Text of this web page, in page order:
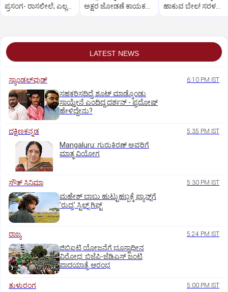
ಪ್ರಸಂಗ- ರಾಸಲೀಲೆ; ಎಲ್ಲರ
ಅಕ್ಷರ ಜೋಡಣೆ ಕಾಯಕಕ್ಕೆ
ಹಾಕುವ ಬೇಲ! ಸರಳ
LATEST NEWS
ಸ್ಯಾಂಡಲ್‌ವುಡ್‌ 6:10 PM IST
ಸಹಕರಿಸದಿದ್ರೆ ಶೂಟ್‌ ಮಾಡ್ಕೊಂಡು
ಸಾಯ್ತೇನೆ ಎಂದಿದ್ದ ದರ್ಶನ್‌ - ಪ್ರದೋಷ್‌
ಹೇಳಿದ್ದೇನು?
ದಕ್ಷಿಣಕನ್ನಡ 5:35 PM IST
Mangaluru: ಗುರುಕಿರಣ್ ಅವರಿಗೆ
ಮಾತೃ ವಿಯೋಗ
ಸೌತ್‌ ಸಿನಿಮಾ 5:30 PM IST
ಮಹೇಶ್‌ ಬಾಬು ಹುಟ್ಟುಹಬ್ಬಕ್ಕೆ ಫ್ಯಾನ್ಸ್‌ಗೆ
ʼರುದ್ರʼ ಸ್ಟಿಲ್ಸ್‌ ಗಿಫ್ಟ್
ರಾಜ್ಯ 5:24 PM IST
ಜಿಬಿಐಟಿ ಯೋಜನೆಗೆ ಭೂಸ್ವಾಧೀನ
ವಿರೋಧ: ಬಿಜೆಪಿ-ಜೆಡಿಎಸ್‌ ಜಂಟಿ
ಪಾದಯಾತ್ರೆ ಆರಂಭ
ತುಳುರಂಗ 5:00 PM IST